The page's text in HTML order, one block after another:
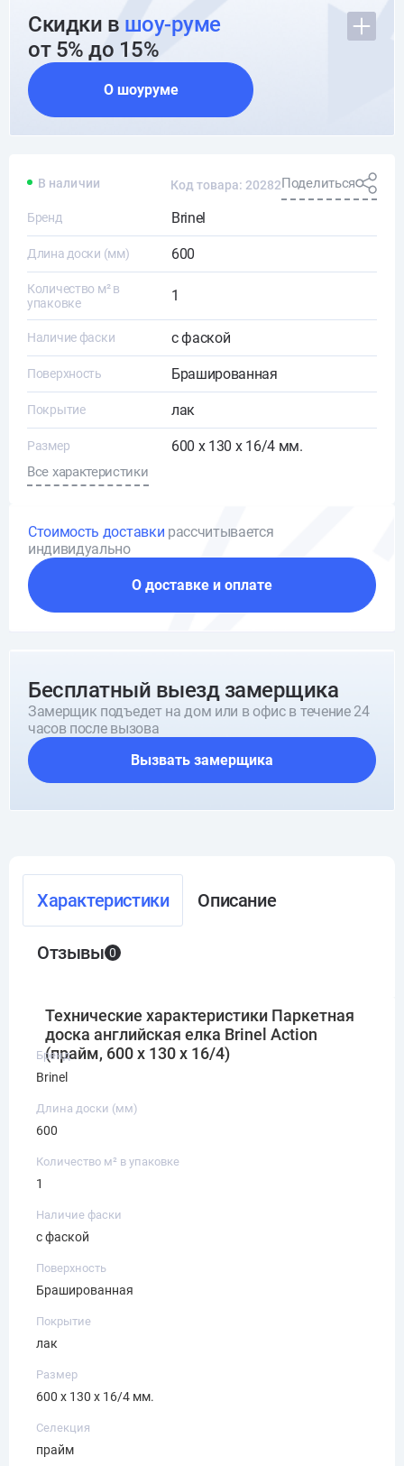
Скидки в шоу-руме
от 5% до 15%
О шоуруме
В наличии Код товара: 20282Поделиться
Бренд Brinel
Длина доски (мм) 600
Количество м² в
упаковке
1
Наличие фаски с фаской
Поверхность Брашированная
Покрытие лак
Размер 600 х 130 х 16/4 мм.
Все характеристики
Стоимость доставки рассчитывается
индивидуально
О доставке и оплате
Бесплатный выезд замерщика
Замерщик подъедет на дом или в офис в течение 24
часов после вызова
Вызвать замерщика
Характеристики Описание
Отзывы 0
Технические характеристики Паркетная
доска английская елка Brinel Action
(прайм, 600 х 130 х 16/4)
Бренд
Brinel
Длина доски (мм)
600
Количество м² в упаковке
1
Наличие фаски
с фаской
Поверхность
Брашированная
Покрытие
лак
Размер
600 х 130 х 16/4 мм.
Селекция
прайм